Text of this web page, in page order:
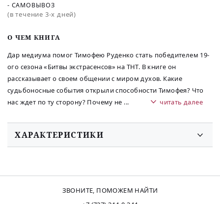
O ЧЕМ КНИГА
Дар медиума помог Тимофею Руденко стать победителем 19-
ого сезона «Битвы экстрасенсов» на ТНТ. В книге он
рассказывает о своем общении с миром духов. Какие
судьбоносные события открыли способности Тимофея? Что
нас ждет по ту сторону? Почему не ... читать далее
- САМОВЫВОЗ
(в течение 3-х дней)
ХАРАКТЕРИСТИКИ
ЗВОНИТЕ, ПОМОЖЕМ НАЙТИ